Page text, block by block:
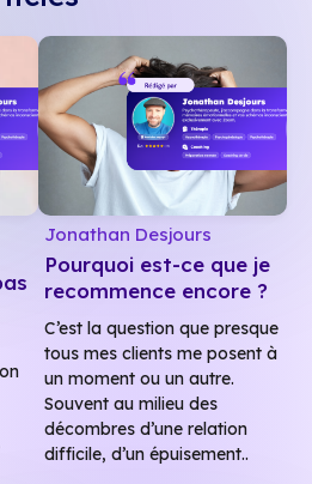
Jonathan Desjours
Pourquoi est-ce que je
recommence encore ?
C’est la question que presque
tous mes clients me posent à
un moment ou un autre.
Souvent au milieu des
décombres d’une relation
difficile, d’un épuisement..